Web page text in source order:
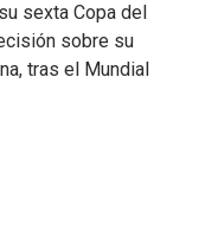
sexta Copa del
sobre su
tras el Mundial